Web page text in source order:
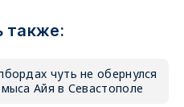
также:
чуть не обернулся
Айя в Севастополе